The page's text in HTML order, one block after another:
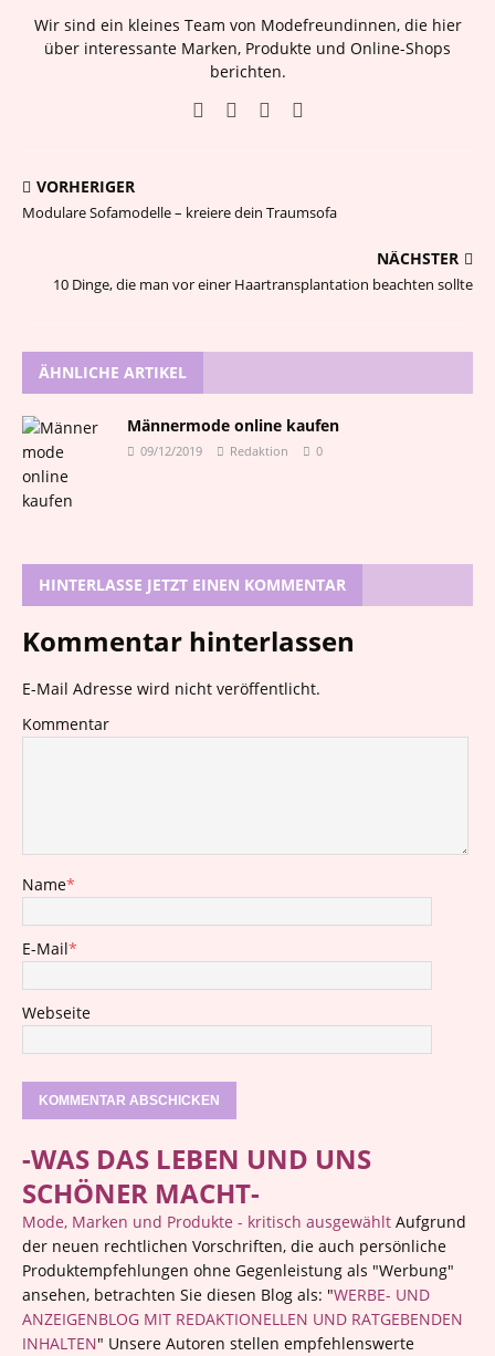
Wir sind ein kleines Team von Modefreundinnen, die hier
über interessante Marken, Produkte und Online-Shops
berichten.
VORHERIGER
Modulare Sofamodelle – kreiere dein Traumsofa
NÄCHSTER
10 Dinge, die man vor einer Haartransplantation beachten sollte
ÄHNLICHE ARTIKEL
Männermode online kaufen
09/12/2019 Redaktion 0
HINTERLASSE JETZT EINEN KOMMENTAR
Kommentar hinterlassen
E-Mail Adresse wird nicht veröffentlicht.
Kommentar
Name*
E-Mail*
Webseite
-WAS DAS LEBEN UND UNS
SCHÖNER MACHT-
Mode, Marken und Produkte - kritisch ausgewählt Aufgrund
der neuen rechtlichen Vorschriften, die auch persönliche
Produktempfehlungen ohne Gegenleistung als "Werbung"
ansehen, betrachten Sie diesen Blog als: "WERBE- UND
ANZEIGENBLOG MIT REDAKTIONELLEN UND RATGEBENDEN
INHALTEN" Unsere Autoren stellen empfehlenswerte